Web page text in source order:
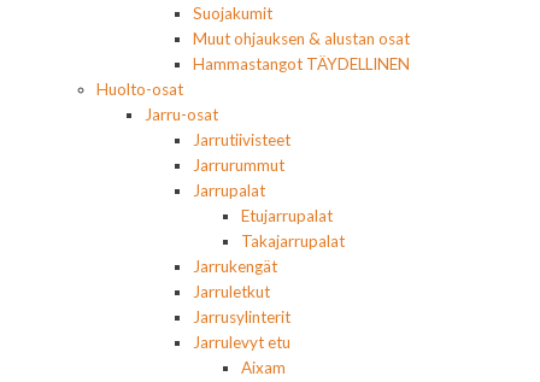
Suojakumit
Muut ohjauksen & alustan osat
Hammastangot TÄYDELLINEN
Huolto-osat
Jarru-osat
Jarrutiivisteet
Jarrurummut
Jarrupalat
Etujarrupalat
Takajarrupalat
Jarrukengät
Jarruletkut
Jarrusylinterit
Jarrulevyt etu
Aixam